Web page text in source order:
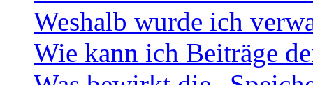
Weshalb wurde ich
Wie kann ich Beiträge